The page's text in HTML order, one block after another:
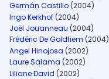
Germán Castillo (2004)
Ingo Kerkhof (2004)
Joël Jouanneau (2004)
Frédéric De Goldfiem (2004)
Angel Hinojosa (2002)
Laure Salama (2002)
Liliane David (2002)